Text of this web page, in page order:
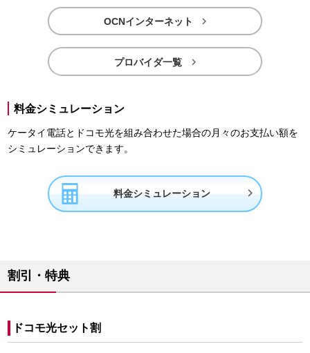
OCNインターネット 
プロバイダ一覧 
料金シミュレーション
ケータイ電話とドコモ光を組み合わせた場合の月々のお支払い額を
シミュレーションできます。
料金シミュレーション 
割引・特典
ドコモ光セット割